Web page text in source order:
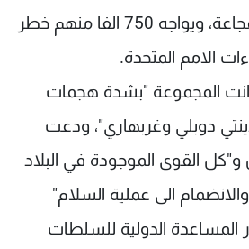
صومالي حلت بهم المجاعة، ويواجه 750 الفا منهم خطر
الامم المتحدة.
دانت المجموعة "بشدة هجمات
دوبلي وغربهاري"، ودعت
و"كل القوى الموجودة في البلاد
الى عملية السلام"
المساعدة الدولية للسلطات